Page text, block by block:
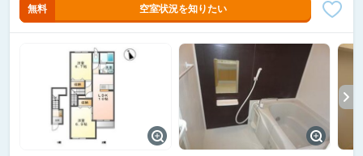
無料 空室状況を知りたい